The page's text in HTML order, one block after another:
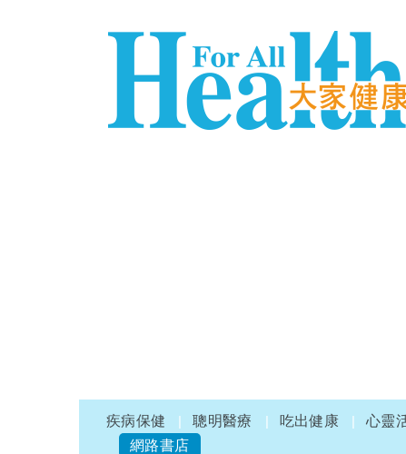
疾病保健 聰明醫療 吃出健康 心靈
網路書店